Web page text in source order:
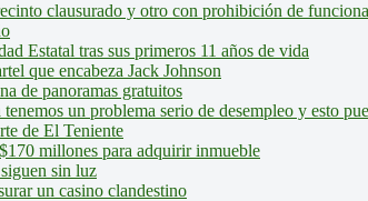
clausurado y otro con prohibición de
Estatal tras sus primeros 11 años de vida
que encabeza Jack Johnson
de panoramas gratuitos
un problema serio de desempleo y esto
de El Teniente
millones para adquirir inmueble
sin luz
un casino clandestino